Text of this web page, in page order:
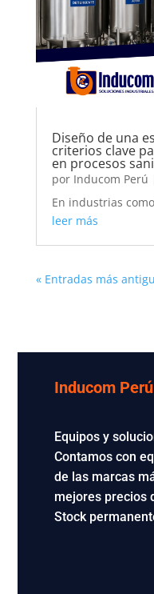
Diseño de una
criterios clave
en procesos
por Inducom Perú
En industrias
leer más
« Entradas más
Inducom Perú
Equipos y
Contamos con
de las marcas
mejores precios
Stock